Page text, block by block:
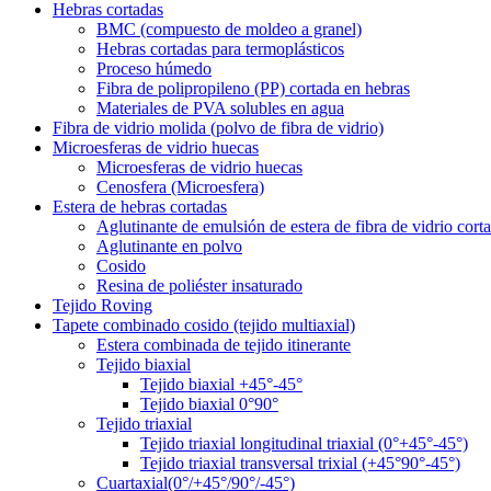
Hebras cortadas
BMC (compuesto de moldeo a granel)
Hebras cortadas para termoplásticos
Proceso húmedo
Fibra de polipropileno (PP) cortada en hebras
Materiales de PVA solubles en agua
Fibra de vidrio molida (polvo de fibra de vidrio)
Microesferas de vidrio huecas
Microesferas de vidrio huecas
Cenosfera (Microesfera)
Estera de hebras cortadas
Aglutinante de emulsión de estera de fibra de vidrio
Aglutinante en polvo
Cosido
Resina de poliéster insaturado
Tejido Roving
Tapete combinado cosido (tejido multiaxial)
Estera combinada de tejido itinerante
Tejido biaxial
Tejido biaxial +45°-45°
Tejido biaxial 0°90°
Tejido triaxial
Tejido triaxial longitudinal triaxial (0°+45°-45°)
Tejido triaxial transversal trixial (+45°90°-45°)
Cuartaxial(0°/+45°/90°/-45°)